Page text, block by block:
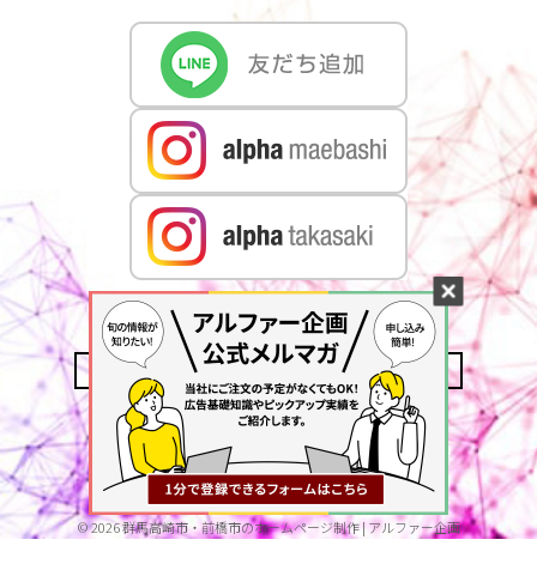
CONTACT US MAIL MAGAZINE
ACCESS
PRIVACY POLICY
©2026群馬高崎市・前橋市のホームページ制作 | アルファー企画